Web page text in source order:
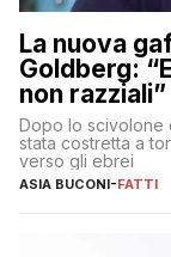
La nuova
Goldberg:
non razziali”
Dopo lo scivolone
stata costretta a
verso gli ebrei
ASIA BUCONI-FATTI